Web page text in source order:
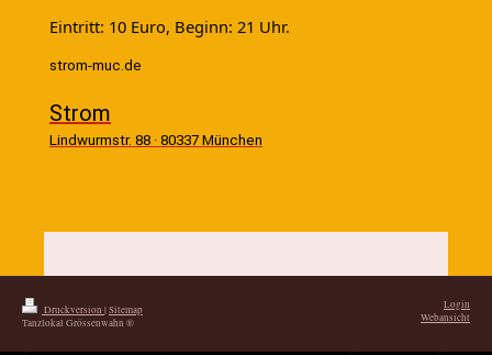
Eintritt: 10 Euro, Beginn: 21 Uhr.
strom-muc.de
Strom
Lindwurmstr. 88 · 80337 München
Druckversion |Sitemap
Tanzlokal Grössenwahn ®
Login
Webansicht